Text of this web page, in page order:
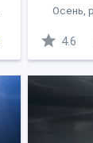
Осень,
4.6